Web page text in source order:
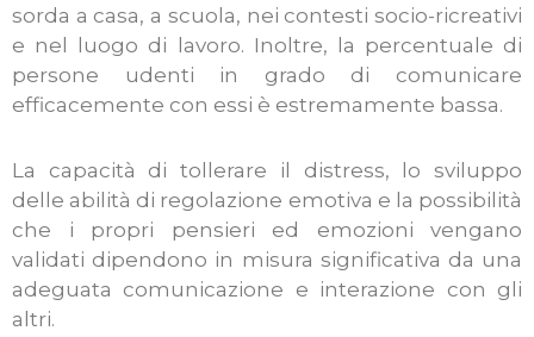
sorda a casa, a scuola, nei contesti socio-ricreativi
e nel luogo di lavoro. Inoltre, la percentuale di
persone udenti in grado di comunicare
efficacemente con essi è estremamente bassa.
La capacità di tollerare il distress, lo sviluppo
delle abilità di regolazione emotiva e la possibilità
che i propri pensieri ed emozioni vengano
validati dipendono in misura significativa da una
adeguata comunicazione e interazione con gli
altri.